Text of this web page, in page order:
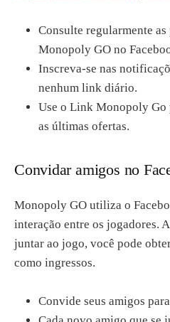
Consulte regularmente
Monopoly GO no
Inscreva-se nas
nenhum link diário.
Use o Link Monopoly Go
as últimas ofertas.
Convidar amigos no
Monopoly GO utiliza o
interação entre os jogadores.
juntar ao jogo, você pode
como ingressos.
Convide seus amigos